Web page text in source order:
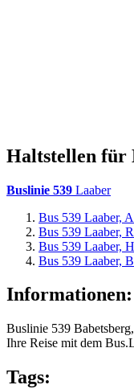
Haltstellen für
Buslinie 539 Laaber
Bus 539 Laaber,
Bus 539 Laaber,
Bus 539 Laaber,
Bus 539 Laaber,
Informationen:
Buslinie 539
Ihre Reise mit dem
Tags: